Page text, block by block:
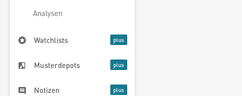
Analysen
Watchlists
Musterdepots
Notizen